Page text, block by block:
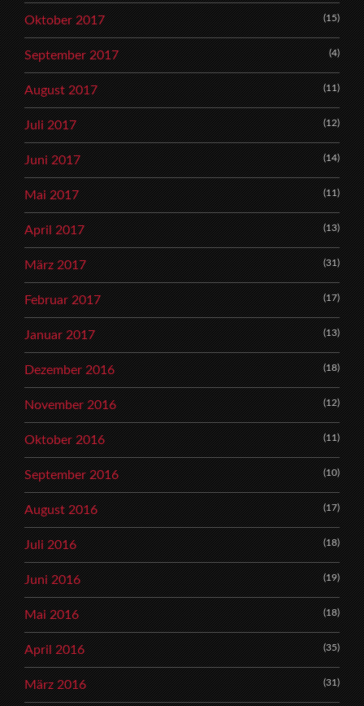
Oktober 2017 (15)
September 2017 (4)
August 2017 (11)
Juli 2017 (12)
Juni 2017 (14)
Mai 2017 (11)
April 2017 (13)
März 2017 (31)
Februar 2017 (17)
Januar 2017 (13)
Dezember 2016 (18)
November 2016 (12)
Oktober 2016 (11)
September 2016 (10)
August 2016 (17)
Juli 2016 (18)
Juni 2016 (19)
Mai 2016 (18)
April 2016 (35)
März 2016 (31)